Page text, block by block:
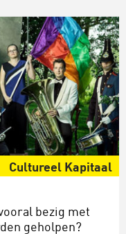
Cultureel Kapitaal
bezig met
geholpen?